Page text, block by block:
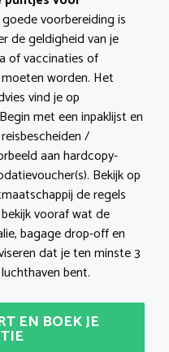
voorbereiding is
de geldigheid van je
of vaccinaties of
worden. Het
vind je op
met een inpaklijst en
/
aan hardcopy-
Bekijk op
de regels
vooraf wat de
bagage drop-off en
dat je ten minste 3
bent.
EN BOEK JE